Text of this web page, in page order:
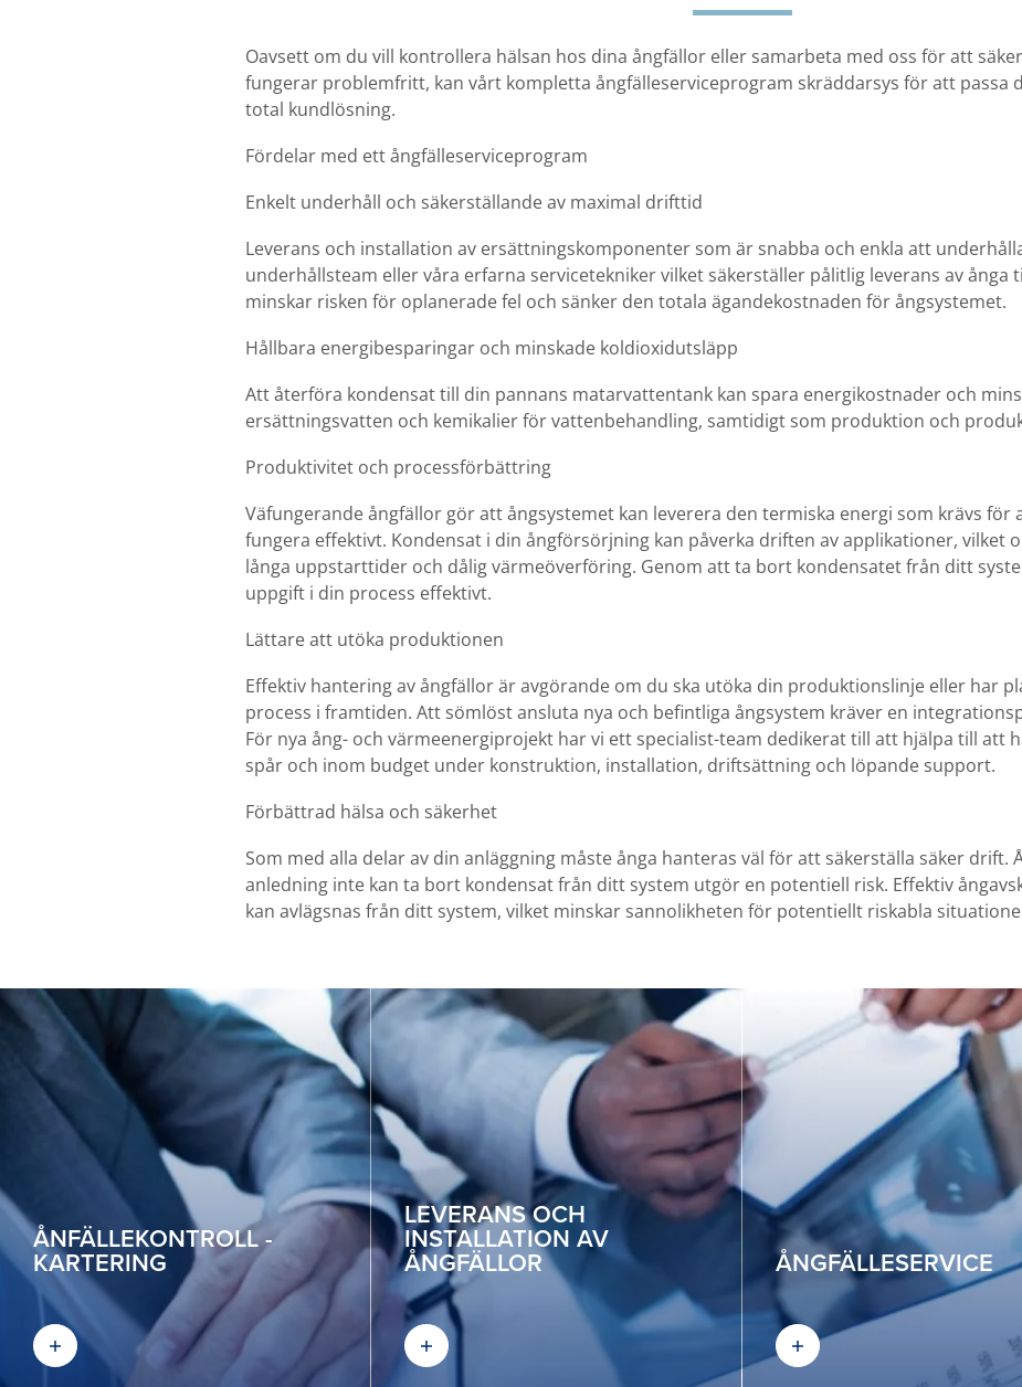
Oavsett om du vill kontrollera hälsan hos dina ångfällor eller samarbeta med oss ​​för att
fungerar problemfritt, kan vårt kompletta ångfälleserviceprogram skräddarsys för att passa
total kundlösning.
Fördelar med ett ångfälleserviceprogram
Enkelt underhåll och säkerställande av maximal drifttid
Leverans och installation av ersättningskomponenter som är snabba och enkla att
underhållsteam eller våra erfarna servicetekniker vilket säkerställer pålitlig leverans av ånga
minskar risken för oplanerade fel och sänker den totala ägandekostnaden för ångsystemet.
Hållbara energibesparingar och minskade koldioxidutsläpp
Att återföra kondensat till din pannans matarvattentank kan spara energikostnader och
ersättningsvatten och kemikalier för vattenbehandling, samtidigt som produktion och
Produktivitet och processförbättring
Väfungerande ångfällor gör att ångsystemet kan leverera den termiska energi som krävs för
fungera effektivt. Kondensat i din ångförsörjning kan påverka driften av applikationer, vilket
långa uppstarttider och dålig värmeöverföring. Genom att ta bort kondensatet från ditt
uppgift i din process effektivt.
Lättare att utöka produktionen
Effektiv hantering av ångfällor är avgörande om du ska utöka din produktionslinje eller har
process i framtiden. Att sömlöst ansluta nya och befintliga ångsystem kräver en
För nya ång- och värmeenergiprojekt har vi ett specialist-team dedikerat till att hjälpa till att
spår och inom budget under konstruktion, installation, driftsättning och löpande support.
Förbättrad hälsa och säkerhet
Som med alla delar av din anläggning måste ånga hanteras väl för att säkerställa säker drift.
anledning inte kan ta bort kondensat från ditt system utgör en potentiell risk. Effektiv
kan avlägsnas från ditt system, vilket minskar sannolikheten för potentiellt riskabla
ÅNFÄLLEKONTROLL -
KARTERING
LEVERANS OCH
INSTALLATION AV
ÅNGFÄLLOR ÅNGFÄLLESERVICE
Toggle